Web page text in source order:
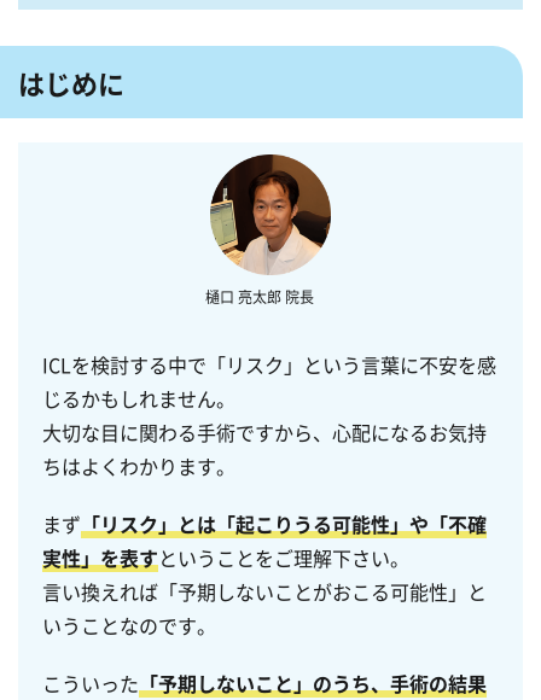
Research fellowship certificate, Harvar
d Medical School
2002年
医学博士（横浜市立大学医学部）
金沢文庫アイクリニック開設
はじめに
ICLを検討する中で「リスク」という言葉に不安を感
じるかもしれません。
大切な目に関わる手術ですから、心配になるお気持
ちはよくわかります。
まず「リスク」とは「起こりうる可能性」や「不確
実性」を表すということをご理解下さい。
言い換えれば「予期しないことがおこる可能性」と
いうことなのです。
こういった「予期しないこと」のうち、手術の結果